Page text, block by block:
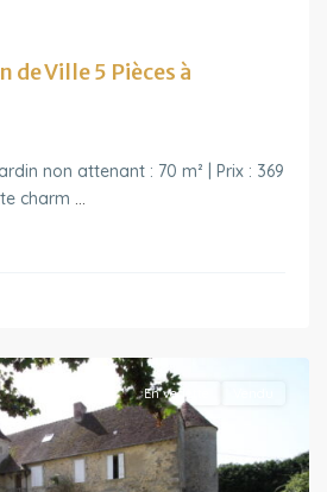
de Ville 5 Pièces à
non attenant : 70 m² | Prix : 369
charm ...
En vedette